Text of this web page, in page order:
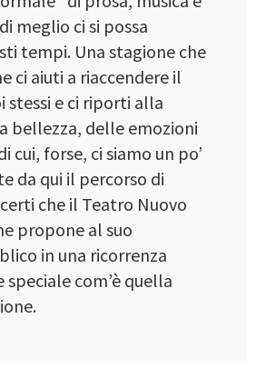
meglio ci si possa
tempi. Una stagione che
ci aiuti a riaccendere il
e ci riporti alla
bellezza, delle emozioni
cui, forse, ci siamo un po’
da qui il percorso di
che il Teatro Nuovo
propone al suo
in una ricorrenza
com’è quella